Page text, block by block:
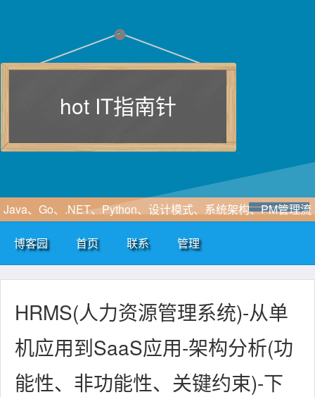
hot IT指南针
Java、Go、.NET、Python、设计模式、系统架构、PM管理流
WF、SAAS、EIP、ERP、HIS、B2B、B2C、CRM、OA等行
业咨询及解决方案
博客园 首页 联系 管理
HRMS(人力资源管理系统)-从单
机应用到SaaS应用-架构分析(功
能性、非功能性、关键约束)-下